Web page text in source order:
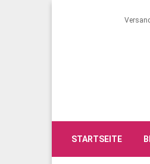
STARTSEITE